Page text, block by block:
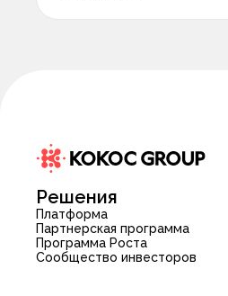
Решения
Платформа
Партнерская программа
Программа Роста
Сообщество инвесторов